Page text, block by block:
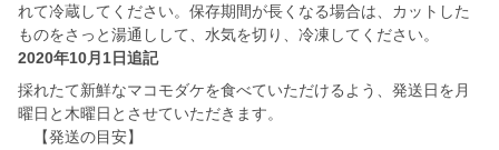
れて冷蔵してください。保存期間が長くなる場合は、カットした
ものをさっと湯通しして、水気を切り、冷凍してください。
2020年10月1日追記
採れたて新鮮なマコモダケを食べていただけるよう、発送日を月
曜日と木曜日とさせていただきます。
【発送の目安】